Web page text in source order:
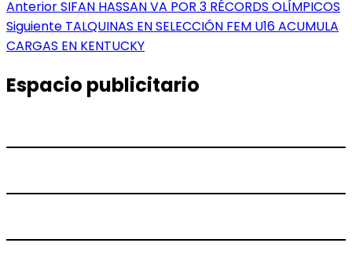
Navegación
de
AnteriorEntrada
anterior:
SIFAN HASSAN VA POR 3 RÉCORDS OLÍMPICOS
Siguiente Entrada
siguiente:
TALQUINAS EN SELECCIÓN FEM U16 ACUMULA
CARGAS EN KENTUCKY
Espacio publicitario